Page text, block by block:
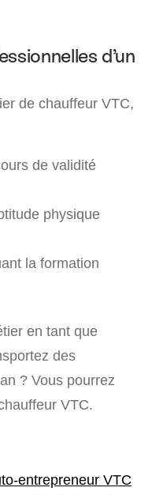
d’un
de chauffeur VTC,
de validité
physique
la formation
en tant que
des
? Vous pourrez
VTC.
entrepreneur VTC